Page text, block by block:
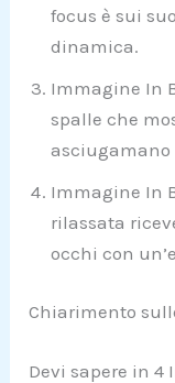
focus è sui
dinamica.
Immagine In
spalle che
asciugamano
Immagine In
rilassata
occhi con
Chiarimento
Devi sapere in 4